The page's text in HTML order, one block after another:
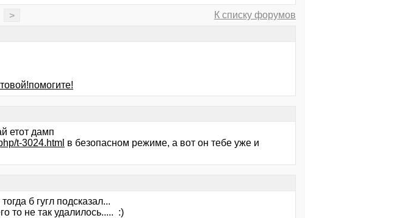
>
К списку форумов
етот дамп
t-3024.html в безопасном режиме, а вот он тебе уже и
б гугл подсказал...
то не так удалилось..... :)